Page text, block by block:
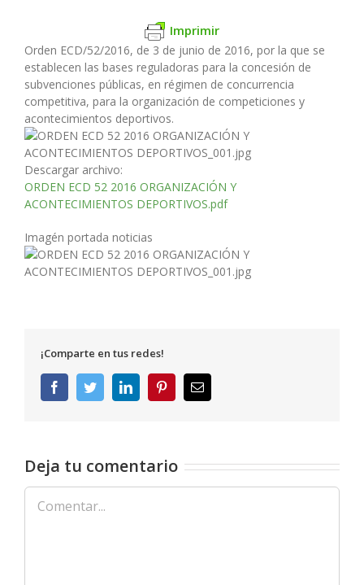
Imprimir
Orden ECD/52/2016, de 3 de junio de 2016, por la que se
establecen las bases reguladoras para la concesión de
subvenciones públicas, en régimen de concurrencia
competitiva, para la organización de competiciones y
acontecimientos deportivos.
Descargar archivo:
ORDEN ECD 52 2016 ORGANIZACIÓN Y
ACONTECIMIENTOS DEPORTIVOS.pdf
Imagén portada noticias
¡Comparte en tus redes!
FacebookTwitterLinkedInPinterestCorreo
electrónico
Deja tu comentario
Comentar